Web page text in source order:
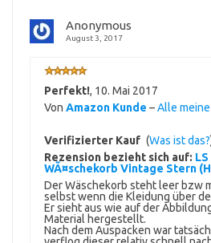
Anonymous
August 3, 2017
Perfekt!, 10. Mai 2017
Von Amazon Kunde –Alle
Verifizierter Kauf (Was ist das?
Rezension bezieht sich auf:
WÃ¤schekorb Vintage Stern
Der Wäschekorb steht leer bzw
selbst wenn die Kleidung über
Er sieht aus wie auf der
Material hergestellt.
Nach dem Auspacken war